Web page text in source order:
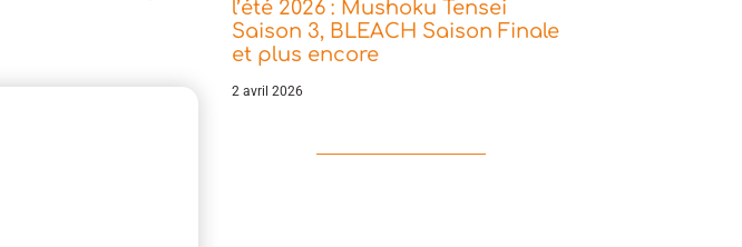
l’été 2026 : Mushoku Tensei
Saison 3, BLEACH Saison Finale
et plus encore
2 avril 2026